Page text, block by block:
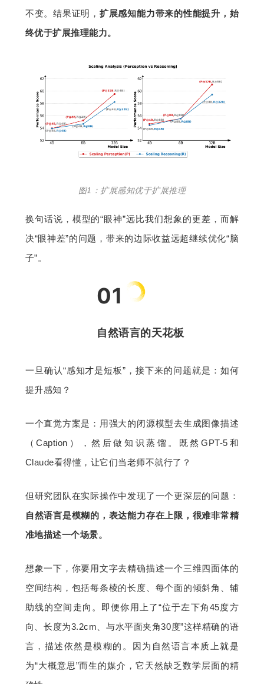
不变。结果证明， 扩展感知能力带来的性能提升，始
终优于扩展推理能力。
图1：扩展感知优于扩展推理
换句话说，模型的“眼神”远比我们想象的更差，而解
决“眼神差”的问题，带来的边际收益远超继续优化“脑
子”。
01
自然语言的天花板
一旦确认“感知才是短板”，接下来的问题就是：如何
提升感知？
一个直觉方案是：用强大的闭源模型去生成图像描述
（Caption），然后做知识蒸馏。既然GPT-5和
Claude看得懂，让它们当老师不就行了？
但研究团队在实际操作中发现了一个更深层的问题：
自然语言是模糊的，表达能力存在上限，很难非常精
准地描述一个场景。
想象一下，你要用文字去精确描述一个三维四面体的
空间结构，包括每条棱的长度、每个面的倾斜角、辅
助线的空间走向。即便你用上了“位于左下角45度方
向、长度为3.2cm、与水平面夹角30度”这样精确的语
言，描述依然是模糊的。因为自然语言本质上就是
为“大概意思”而生的媒介，它天然缺乏数学层面的精